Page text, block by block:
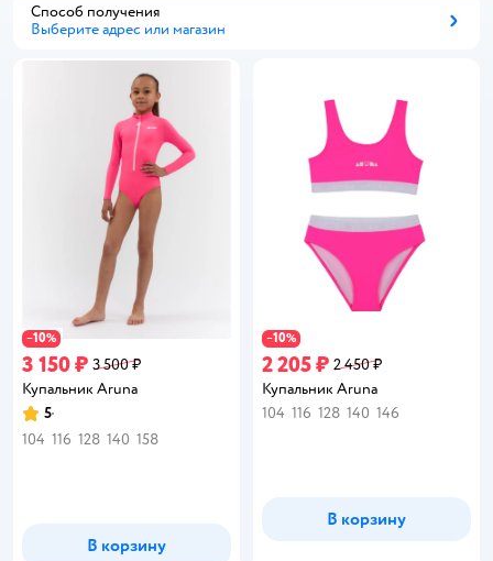
Способ получения
Выберите адрес или магазин
−10%
3 150 ₽ 3 500 ₽
Купальник Aruna
Рейтинг:
5
104 116 128 140 158
В корзину
−10%
2 205 ₽ 2 450 ₽
Купальник Aruna
104 116 128 140 146
В корзину